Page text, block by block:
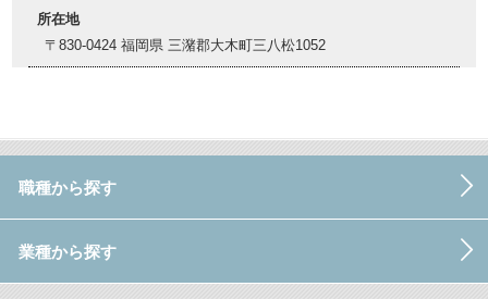
所在地
〒830-0424 福岡県 三潴郡大木町三八松1052
職種から探す
業種から探す